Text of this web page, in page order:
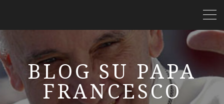
BLOG SU PAPA
FRANCESCO